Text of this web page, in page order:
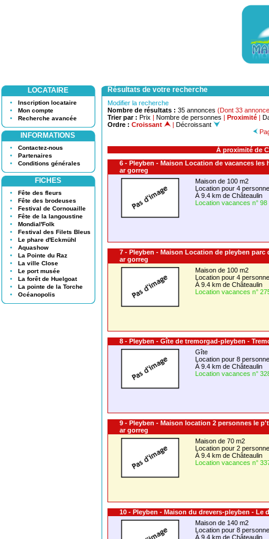
LOCATAIRE
Inscription locataire
Mon compte
Recherche avancée
INFORMATIONS
Contactez-nous
Partenaires
Conditions générales
FICHES
Fête des fleurs
Fête des brodeuses
Festival de Cornouaille
Fête de la langoustine
Mondial'Folk
Festival des Filets Bleus
Le phare d'Eckmühl
Aquashow
La Pointe du Raz
La ville Close
Le port musée
La forêt de Huelgoat
La pointe de la Torche
Océanopolis
Résultats de votre recherche
Modifier la recherche
Nombre de résultats : 35 annonces (Dont 33
Trier par : Prix | Nombre de personnes | Proximité |
Ordre : Croissant | Décroissant
À proximité de
6 - Pleyben - Maison Location de vacances les
ar gorreg
Maison de 100 m2
Location pour 4
À 9.4 km de Châteaulin
Location vacances n° 98
7 - Pleyben - Maison Location de pleyben
ar gorreg
Maison de 100 m2
Location pour 4
À 9.4 km de Châteaulin
Location vacances n°
8 - Pleyben - Gîte de tremorgad-pleyben -
Gîte
Location pour 8
À 9.4 km de Châteaulin
Location vacances n°
9 - Pleyben - Maison location 2 personnes le
ar gorreg
Maison de 70 m2
Location pour 2
À 9.4 km de Châteaulin
Location vacances n°
10 - Pleyben - Maison du drevers-pleyben - Le
Maison de 140 m2
Location pour 8
À 9.4 km de Châteaulin